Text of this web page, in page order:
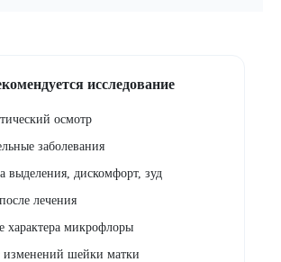
исследование
осмотр
заболевания
выделения, дискомфорт, зуд
лечения
характера микрофлоры
шейки матки